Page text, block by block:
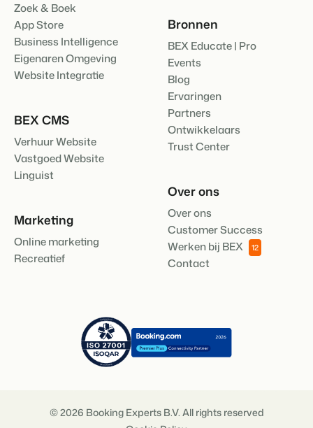
Zoek & Boek
App Store
Business Intelligence
Eigenaren Omgeving
Website Integratie
BEX CMS
Verhuur Website
Vastgoed Website
Linguist
Marketing
Online marketing
Recreatief
Bronnen
BEX Educate | Pro
Events
Blog
Ervaringen
Partners
Ontwikkelaars
Trust Center
Over ons
Over ons
Customer Success
Werken bij BEX
12
Contact
© 2026 Booking Experts B.V. All rights reserved